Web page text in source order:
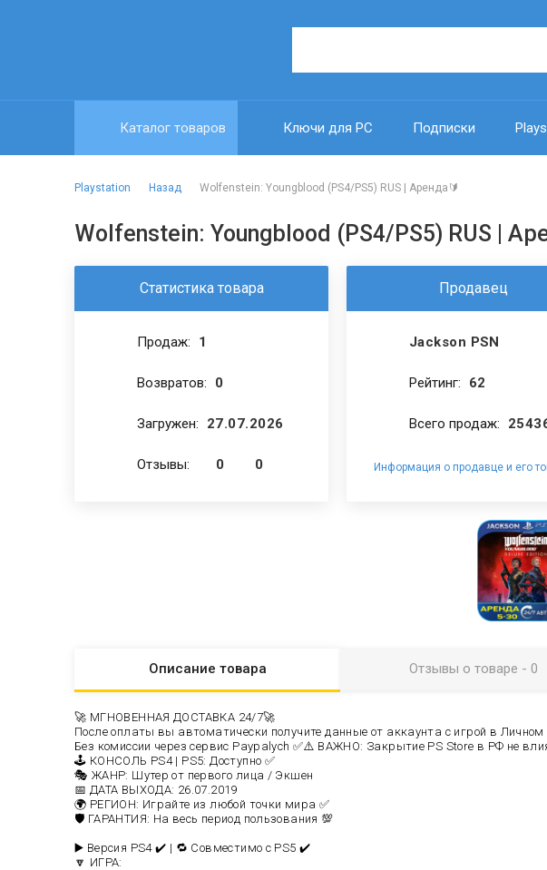
Каталог товаров Ключи для PC Подписки
Playstation Wolfenstein: Youngblood (PS4/PS5) RUS | Аренда🔰
Wolfenstein: Youngblood (PS4/PS5) RUS |
Статистика товара
Продаж: 1
Возвратов: 0
Загружен: 27.07.2026
Отзывы: 0 0
Продавец
Jackson PSN
Рейтинг: 62
Всего продаж:
Информация о продавце и его
Описание товара Отзывы о товаре - 0
🚀 МГНОВЕННАЯ ДОСТАВКА 24/7🚀
После оплаты вы автоматически получите данные от аккаунта с игрой в
Без комиссии через сервис Paypalych ✅⚠️ ВАЖНО: Закрытие PS Store в РФ не
🕹️ КОНСОЛЬ PS4 | PS5: Доступно ✅
🎭 ЖАНР: Шутер от первого лица / Экшен
📅 ДАТА ВЫХОДА: 26.07.2019
🌍 РЕГИОН: Играйте из любой точки мира ✅
🛡️ ГАРАНТИЯ: На весь период пользования 💯
▶️ Версия PS4 ✔️ | 🔁 Совместимо с PS5 ✔️
🔽 ИГРА: